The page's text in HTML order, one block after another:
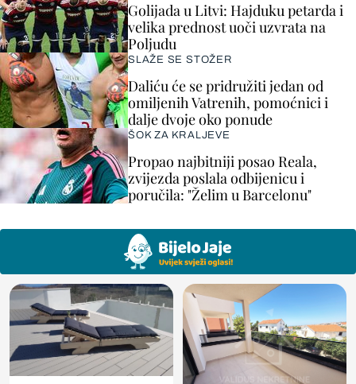
Golijada u Litvi: Hajduku petarda i
velika prednost uoči uzvrata na
Poljudu
SLAŽE SE STOŽER
Daliću će se pridružiti jedan od
omiljenih Vatrenih, pomoćnici i
dalje dvoje oko ponude
ŠOK ZA KRALJEVE
Propao najbitniji posao Reala,
zvijezda poslala odbijenicu i
poručila: "Želim u Barcelonu"